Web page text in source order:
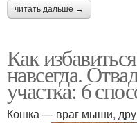
читать дальше →
Как
навсегда.
участка: 6
Кошка — враг мыши,